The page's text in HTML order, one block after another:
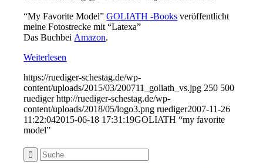
“My Favorite Model”GOLIATH -Books veröffentlicht
meine Fotostrecke mit “Latexa”
Das Buchbei Amazon.
Weiterlesen
https://ruediger-schestag.de/wp-
content/uploads/2015/03/200711_goliath_vs.jpg 250 500
ruediger http://ruediger-schestag.de/wp-
content/uploads/2018/05/logo3.png ruediger2007-11-26
11:22:042015-06-18 17:31:19GOLIATH “my favorite
model”